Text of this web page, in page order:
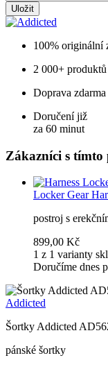
Uložit
100% originální
2 000+
Doprava
Doručení již
za 60 minut
Zákazníci s
Locker Gear
postroj s
899,00 Kč
1 z 1 varianty
Doručíme dnes
Addicted
Šortky Addicted
pánské šortky